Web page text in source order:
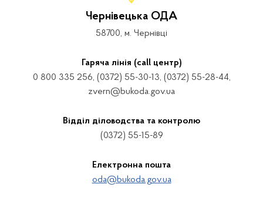
Чернівецька ОДА
58700, м. Чернівці
Гаряча лінія (call центр)
0 800 335 256, (0372) 55-30-13, (0372) 55-28-44,
zvern@bukoda.gov.ua
Відділ діловодства та контролю
(0372) 55-15-89
Електронна пошта
oda@bukoda.gov.ua